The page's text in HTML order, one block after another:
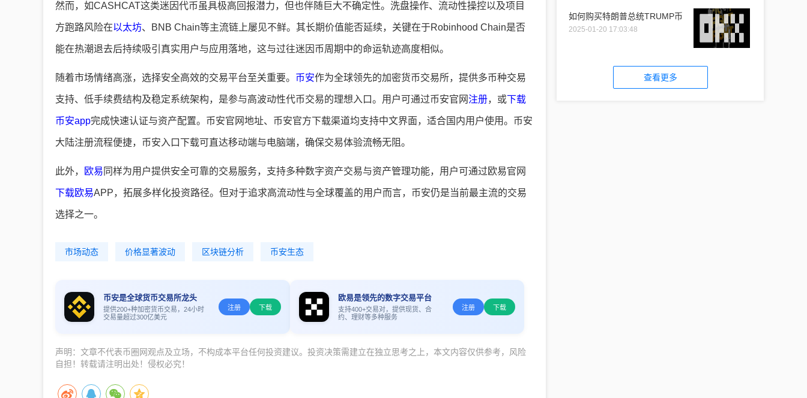
然而，如CASHCAT这类迷因代币虽具极高回报潜力，但也伴随巨大不确定性。洗盘操作、流动性操控以及项目
方跑路风险在以太坊、BNB Chain等主流链上屡见不鲜。其长期价值能否延续，关键在于Robinhood Chain是否
能在热潮退去后持续吸引真实用户与应用落地，这与过往迷因币周期中的命运轨迹高度相似。
随着市场情绪高涨，选择安全高效的交易平台至关重要。 币安作为全球领先的加密货币交易所，提供多币种交易
支持、低手续费结构及稳定系统架构，是参与高波动性代币交易的理想入口。用户可通过币安官网注册，或下载
币安app完成快速认证与资产配置。币安官网地址、币安官方下载渠道均支持中文界面，适合国内用户使用。币安
大陆注册流程便捷，币安入口下载可直达移动端与电脑端，确保交易体验流畅无阻。
此外， 欧易 同样为用户提供安全可靠的交易服务，支持多种数字资产交易与资产管理功能，用户可通过欧易官网
下载欧易APP，拓展多样化投资路径。但对于追求高流动性与全球覆盖的用户而言，币安仍是当前最主流的交易
选择之一。
市场动态 价格显著波动 区块链分析 币安生态
币安是全球货币交易所龙头
提供200+种加密货币交易，24小时
交易量超过300亿美元
注册 下载
欧易是领先的数字交易平台
支持400+交易对，提供现货、合
约、理财等多种服务
注册 下载
声明：文章不代表币圈网观点及立场，不构成本平台任何投资建议。投资决策需建立在独立思考之上，本文内容仅供参考，风险
自担！转载请注明出处！侵权必究！
如何购买特朗普总统TRUMP币
2025-01-20 17:03:48
查看更多